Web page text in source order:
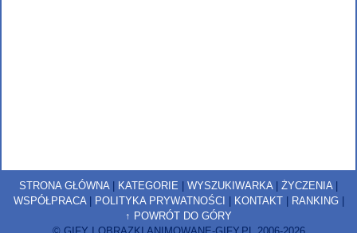
STRONA GŁÓWNA| KATEGORIE WYSZUKIWARKA| ŻYCZENIA|
WSPÓŁPRACA| POLITYKA PRYWATNOŚCI KONTAKT| RANKING|
↑ POWRÓT DO GÓRY